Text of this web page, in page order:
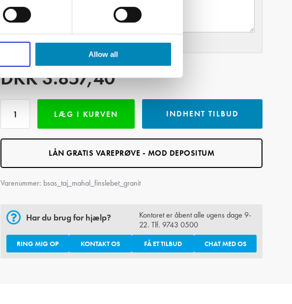
Allow all
DKK3.857,40
LÆG I KURVEN INDHENT TILBUD
LÅN GRATIS VAREPRØVE - MOD DEPOSITUM
Varenummer: bsas_taj_mahal_finslebet_granit
Har du brug for hjælp?
Kontoret er åbent alle ugens dage 9-
22. Tlf. 9743 0500
RING MIG OP KONTAKT OS FÅ ET TILBUD CHAT MED OS